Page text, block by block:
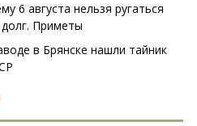
6 августа нельзя ругаться
Приметы
в Брянске нашли тайник